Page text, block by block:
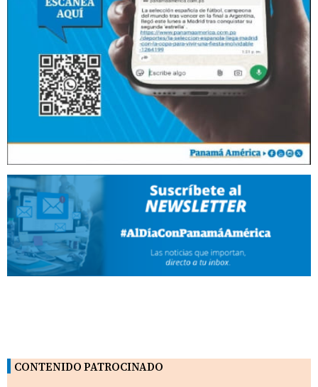
CONTENIDO PATROCINADO